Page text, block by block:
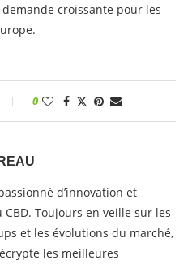
croissante pour les
0
d’innovation et
CBD. Toujours en veille sur les
et les évolutions du marché,
les meilleures